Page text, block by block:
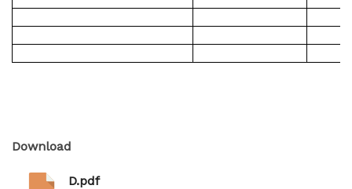
Download
D.pdf